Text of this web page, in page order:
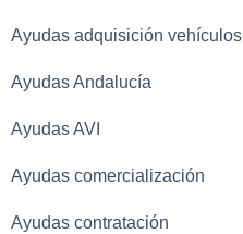
Ayudas adquisición vehículos
Ayudas Andalucía
Ayudas AVI
Ayudas comercialización
Ayudas contratación